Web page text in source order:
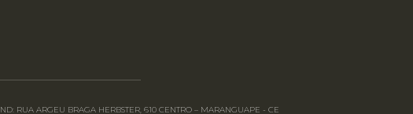
RUA ARGEU BRAGA HERBSTER, 610 CENTRO – MARANGUAPE - CE